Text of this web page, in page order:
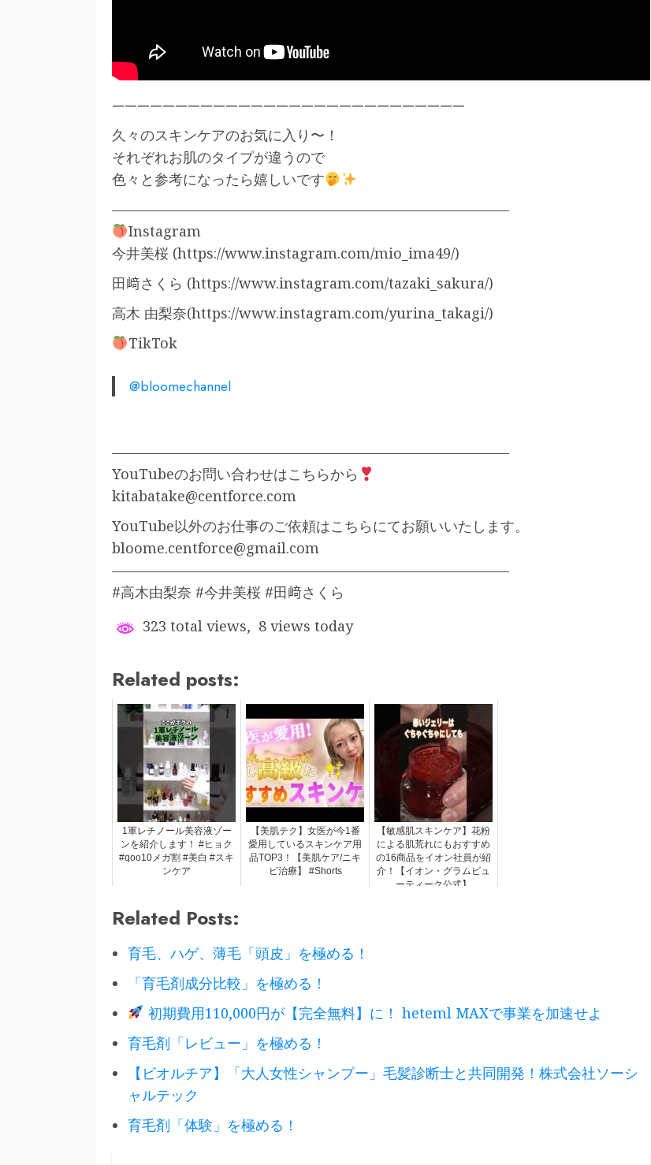
————————————————————————————
久々のスキンケアのお気に入り〜！
それぞれお肌のタイプが違うので
色々と参考になったら嬉しいです
————————————————————————————
Instagram
今井美桜 (https://www.instagram.com/mio_ima49/)
田﨑さくら (https://www.instagram.com/tazaki_sakura/)
高木 由梨奈(https://www.instagram.com/yurina_takagi/)
TikTok
@bloomechannel
————————————————————————————
YouTubeのお問い合わせはこちらから
kitabatake@centforce.com
YouTube以外のお仕事のご依頼はこちらにてお願いいたします。
bloome.centforce@gmail.com
————————————————————————————
#高木由梨奈 #今井美桜 #田﨑さくら
323 total views, 8 views today
Related posts:
1軍レチノール美容液ゾー
ンを紹介します！ #ヒョク
#qoo10メガ割 #美白 #スキ
ンケア
【美肌テク】女医が今1番
愛用しているスキンケア用
品TOP3！【美肌ケア/ニキ
ビ治療】 #Shorts
【敏感肌スキンケア】花粉
による肌荒れにもおすすめ
の16商品をイオン社員が紹
介！【イオン・グラムビュ
ーティーク公式】
Related Posts:
育毛、ハゲ、薄毛「頭皮」を極める！
「育毛剤成分比較」を極める！
初期費用110,000円が【完全無料】に！ heteml MAXで事業を加速せよ
育毛剤「レビュー」を極める！
【ビオルチア】「大人女性シャンプー」毛髪診断士と共同開発！株式会社ソーシ
ャルテック
育毛剤「体験」を極める！